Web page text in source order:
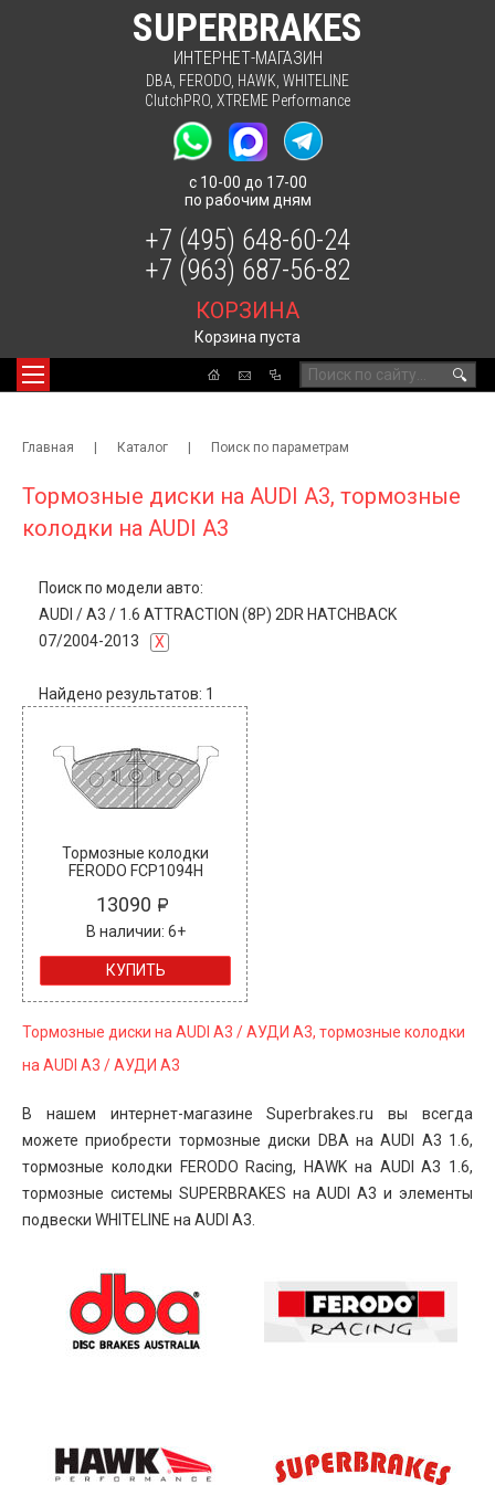
SUPERBRAKES
ИНТЕРНЕТ-МАГАЗИН
DBA FERODO HAWK WHITELINE
ClutchPRO XTREME Performance
с 10-00 до 17-00
по рабочим дням
🔍
КОРЗИНА
Корзина пуста
+7 (495) 648-60-24
+7 (963) 687-56-82
Главная | Каталог | Поиск по параметрам
Тормозные диски на AUDI A3, тормозные
колодки на AUDI A3
Поиск по модели авто:
AUDI /A3 / 1.6 ATTRACTION (8P) 2DR HATCHBACK
07/2004-2013
X
Найдено результатов: 1
Тормозные колодки
FERODO FCP1094H
13090
В наличии: 6+
КУПИТЬ
Тормозные диски на AUDI A3 / АУДИ А3, тормозные колодки
на AUDI A3 / АУДИ А3
В нашем интернет-магазине Superbrakes.ru вы всегда
можете приобрести тормозные диски DBA на AUDI A3 1.6,
тормозные колодки FERODO Racing, HAWK на AUDI A3 1.6,
тормозные системы SUPERBRAKES на AUDI A3 и элементы
подвески WHITELINE на AUDI A3.